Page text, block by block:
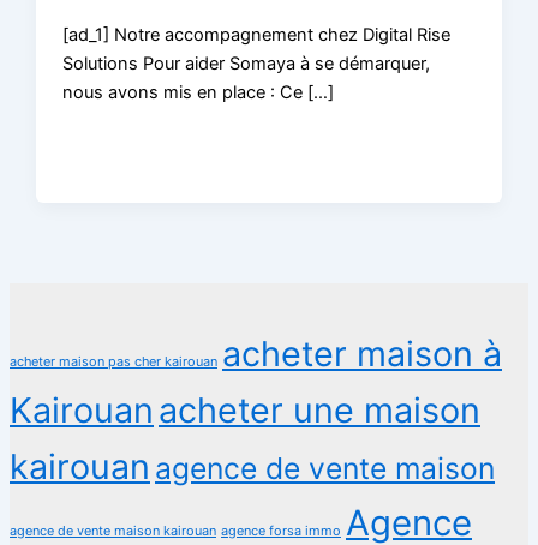
[ad_1] Notre accompagnement chez Digital Rise
Solutions Pour aider Somaya à se démarquer,
nous avons mis en place : Ce […]
acheter maison pas cher kairouan acheter maison à
Kairouan acheter une maison
kairouan agence de vente maison
agence de vente maison kairouan agence forsa immo Agence